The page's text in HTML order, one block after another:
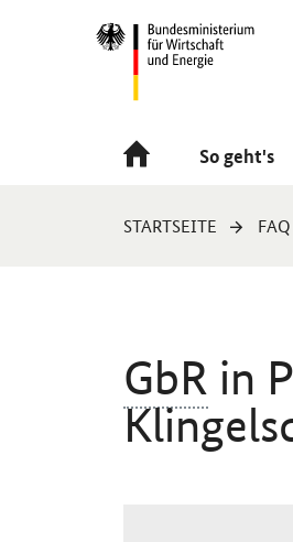
Navigation
Hauptmenü
So geht's
Sie
STARTSEITE
GbR in